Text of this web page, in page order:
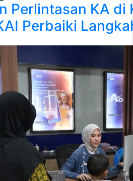
Perlintasan KA di
Perbaiki